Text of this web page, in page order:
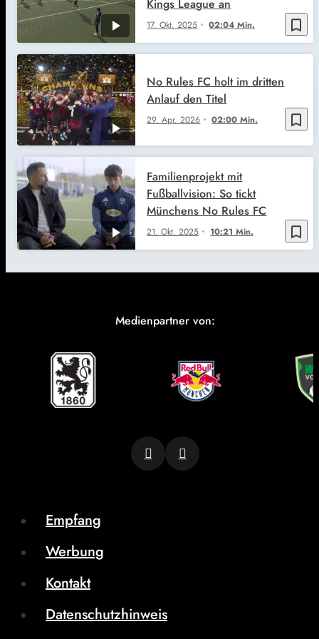
bookmark_border
17. Okt. 2025 02:04 Min.
Kings League an
bookmark_border
29. Apr. 2026 02:00 Min.
No Rules FC holt im dritten
Anlauf den Titel
bookmark_border
21. Okt. 2025 10:21 Min.
Familienprojekt mit
Fußballvision: So tickt
Münchens No Rules FC
Medienpartner von:
Empfang
Werbung
Kontakt
Datenschutzhinweis